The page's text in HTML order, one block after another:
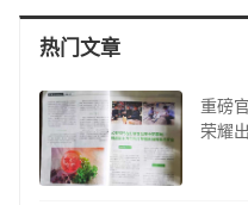
热门文章
重磅
荣耀